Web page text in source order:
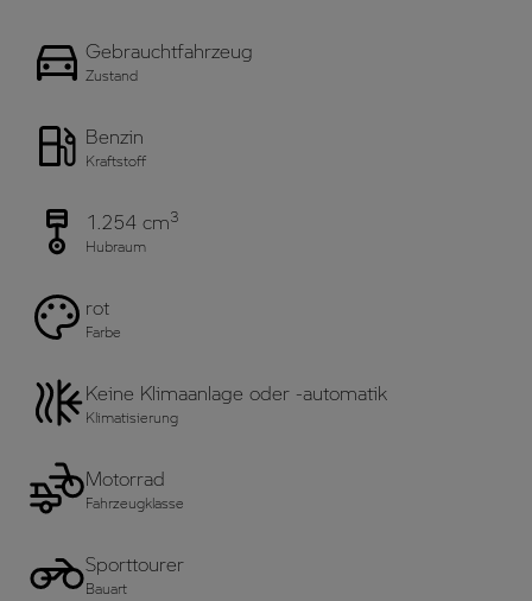
Gebrauchtfahrzeug
Zustand
Benzin
Kraftstoff
1.254 cm3
Hubraum
rot
Farbe
Keine Klimaanlage oder -automatik
Klimatisierung
Motorrad
Fahrzeugklasse
Sporttourer
Bauart